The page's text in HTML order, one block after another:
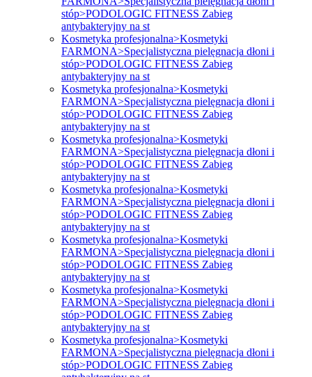
stóp>PODOLOGIC FITNESS Zabieg
antybakteryjny na st
Kosmetyka profesjonalna>Kosmetyki
FARMONA>Specjalistyczna pielęgnacja dłoni i
stóp>PODOLOGIC FITNESS Zabieg
antybakteryjny na st
Kosmetyka profesjonalna>Kosmetyki
FARMONA>Specjalistyczna pielęgnacja dłoni i
stóp>PODOLOGIC FITNESS Zabieg
antybakteryjny na st
Kosmetyka profesjonalna>Kosmetyki
FARMONA>Specjalistyczna pielęgnacja dłoni i
stóp>PODOLOGIC FITNESS Zabieg
antybakteryjny na st
Kosmetyka profesjonalna>Kosmetyki
FARMONA>Specjalistyczna pielęgnacja dłoni i
stóp>PODOLOGIC FITNESS Zabieg
antybakteryjny na st
Kosmetyka profesjonalna>Kosmetyki
FARMONA>Specjalistyczna pielęgnacja dłoni i
stóp>PODOLOGIC FITNESS Zabieg
antybakteryjny na st
Kosmetyka profesjonalna>Kosmetyki
FARMONA>Specjalistyczna pielęgnacja dłoni i
stóp>PODOLOGIC FITNESS Zabieg
antybakteryjny na st
Kosmetyka profesjonalna>Kosmetyki
FARMONA>Specjalistyczna pielęgnacja dłoni i
stóp>PODOLOGIC FITNESS Zabieg